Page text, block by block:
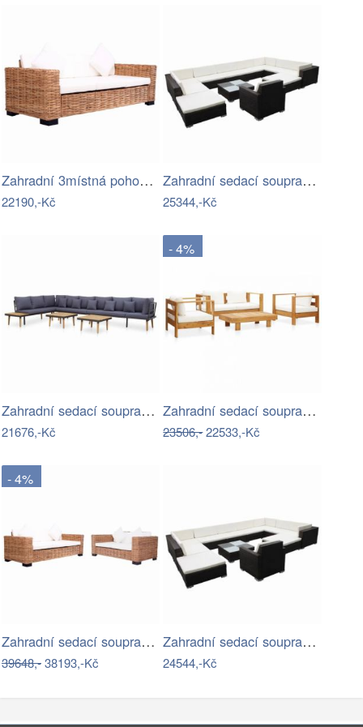
Zahradní 3místná pohovka ALENA Dekorhome
22190,-Kč
Zahradní sedací souprava 12 ks…
25344,-Kč
Zahradní sedací souprava akáciové dřevo…
21676,-Kč
- 4%
Zahradní sedací souprava TEREZA…
23506,-22533,-Kč
- 4%
Zahradní sedací souprava ALENA Dekorhome
39648,-38193,-Kč
Zahradní sedací souprava 12 ks…
24544,-Kč